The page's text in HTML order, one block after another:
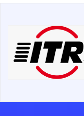
Фильтры и смазочные
Ходовая часть